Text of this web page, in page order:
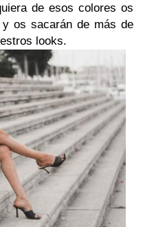
de esos colores os
os sacarán de más de
looks.